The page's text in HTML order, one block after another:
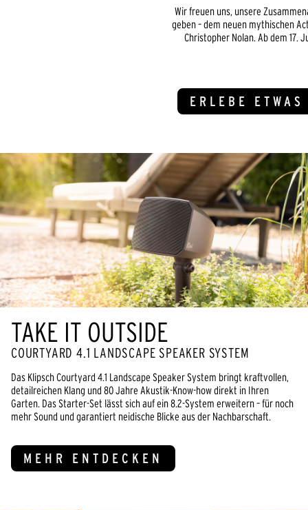
Wir freuen uns, unsere
geben – dem neuen mythischen
Christopher Nolan. Ab dem 17.
ERLEBE
TAKE IT OUTSIDE
COURTYARD 4.1 LANDSCAPE SPEAKER SYSTEM
Das Klipsch Courtyard 4.1 Landscape Speaker System bringt kraftvollen,
detailreichen Klang und 80 Jahre Akustik-Know-how direkt in Ihren
Garten. Das Starter-Set lässt sich auf ein 8.2-System erweitern – für noch
mehr Sound und garantiert neidische Blicke aus der Nachbarschaft.
MEHR ENTDECKEN